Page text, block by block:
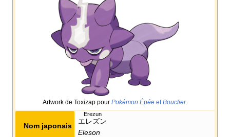
Artwork de Toxizap pour Pokémon Épée et Bouclier.
Nom japonais
エレズン
Erezun
Eleson